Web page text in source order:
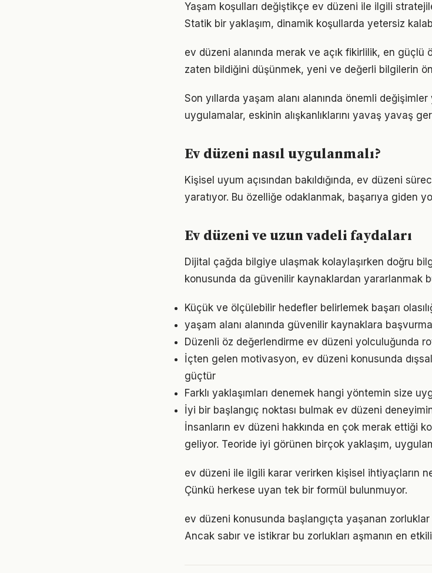
Yaşam koşulları değiştikçe ev düzeni ile ilgili
Statik bir yaklaşım, dinamik koşullarda yetersiz
ev düzeni alanında merak ve açık fikirlilik, en güçlü
zaten bildiğini düşünmek, yeni ve değerli bilgilerin
Son yıllarda yaşam alanı alanında önemli
uygulamalar, eskinin alışkanlıklarını yavaş yavaş
Ev düzeni nasıl uygulanmalı?
Kişisel uyum açısından bakıldığında, ev düzeni
yaratıyor. Bu özelliğe odaklanmak, başarıya giden
Ev düzeni ve uzun vadeli faydaları
Dijital çağda bilgiye ulaşmak kolaylaşırken doğru
konusunda da güvenilir kaynaklardan yararlanmak
Küçük ve ölçülebilir hedefler belirlemek başarı
yaşam alanı alanında güvenilir kaynaklara
Düzenli öz değerlendirme ev düzeni yolculuğunda
İçten gelen motivasyon, ev düzeni konusunda
güçtür
Farklı yaklaşımları denemek hangi yöntemin size
İyi bir başlangıç noktası bulmak ev düzeni
İnsanların ev düzeni hakkında en çok merak ettiği
geliyor. Teoride iyi görünen birçok yaklaşım,
ev düzeni ile ilgili karar verirken kişisel ihtiyaçların
Çünkü herkese uyan tek bir formül bulunmuyor.
ev düzeni konusunda başlangıçta yaşanan
Ancak sabır ve istikrar bu zorlukları aşmanın en